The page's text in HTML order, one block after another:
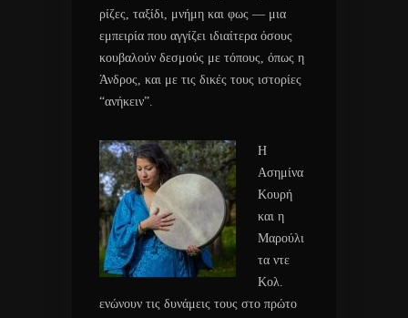
ρίζες, ταξίδι, μνήμη και φως — μια
εμπειρία που αγγίζει ιδιαίτερα όσους
κουβαλούν δεσμούς με τόπους, όπως η
Άνδρος, και με τις δικές τους ιστορίες
“ανήκειν”.
Η
Ασημίνα
Κουρή
και η
Μαρούλι
τα ντε
Κολ.
ενώνουν τις δυνάμεις τους στο πρώτο